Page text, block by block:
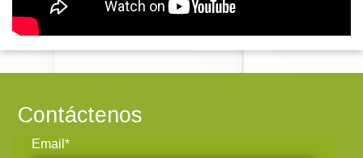
Contáctenos
Email*